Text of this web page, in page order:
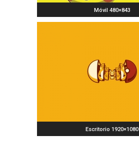
Móvil 480×843
Escritorio 1920×1080